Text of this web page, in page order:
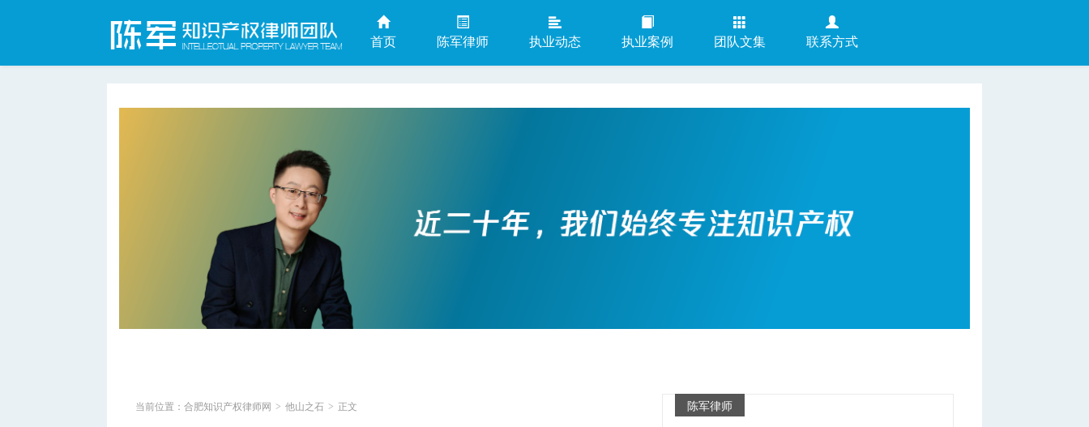
首页 陈军律师 执业动态 执业案例 团队文集 联系方式
当前位置： 合肥知识产权律师网 > 他山之石 > 正文 陈军律师